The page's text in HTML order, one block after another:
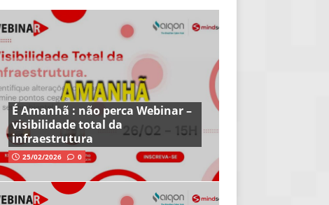
É Amanhã : não perca Webinar –
visibilidade total da
infraestrutura
25/02/2026 0